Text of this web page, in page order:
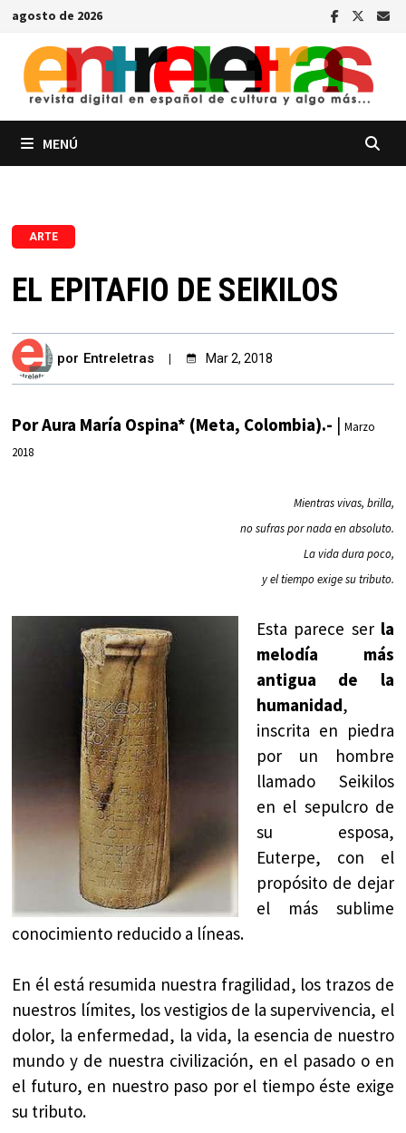
Saltar
contenido
agosto de 2026
MENÚ
ARTE
EL EPITAFIO DE SEIKILOS
por Entreletras Mar 2, 2018
Por Aura María Ospina* (Meta, Colombia).- |Marzo
2018
Mientras vivas, brilla,
no sufras por nada en absoluto.
La vida dura poco,
y el tiempo exige su tributo.
Esta parece ser la
melodía más
antigua de la
humanidad,
inscrita en piedra
por un hombre
llamado Seikilos
en el sepulcro de
su esposa,
Euterpe, con el
propósito de dejar
el más sublime
conocimiento reducido a líneas.
En él está resumida nuestra fragilidad, los trazos de
nuestros límites, los vestigios de la supervivencia, el
dolor, la enfermedad, la vida, la esencia de nuestro
mundo y de nuestra civilización, en el pasado o en
el futuro, en nuestro paso por el tiempo éste exige
su tributo.